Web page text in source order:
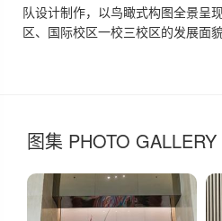
队设计制作，以鸟瞰式构图全景呈
区、国际校区一校三校区的发展面貌
图集 PHOTO GALLERY